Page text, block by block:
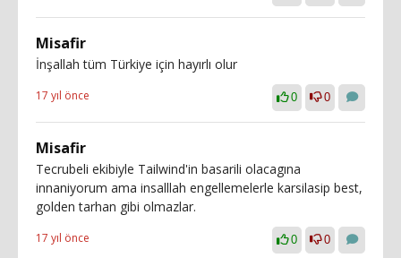
Misafir
İnşallah tüm Türkiye için hayırlı olur
17 yıl önce 0 0
Misafir
Tecrubeli ekibiyle Tailwind'in basarili olacagına
innaniyorum ama insalllah engellemelerle karsilasip best,
golden tarhan gibi olmazlar.
17 yıl önce 0 0